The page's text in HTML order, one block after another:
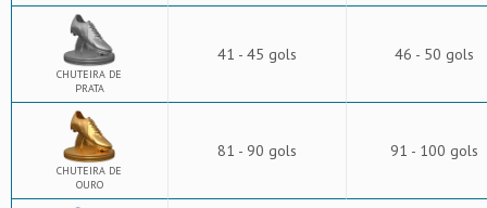
CHUTEIRA DE
PRATA
41 - 45 gols 46 - 50 gols
CHUTEIRA DE
OURO
81 - 90 gols 91 - 100 gols